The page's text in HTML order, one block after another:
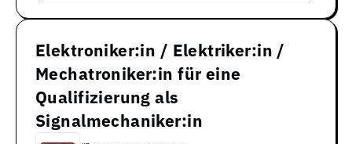
Elektroniker:in / Elektriker:in /
Mechatroniker:in für eine
Qualifizierung als
Signalmechaniker:in